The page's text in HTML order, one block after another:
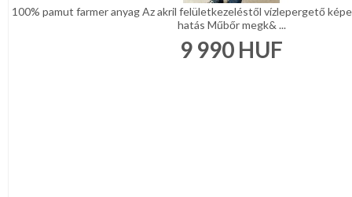
100% pamut farmer anyag Az akril felületkezeléstől vízlepergető
hatás Műbőr megk& ...
9 990 HUF